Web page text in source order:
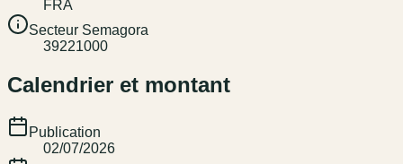
FRA
Secteur Semagora
39221000
Calendrier et montant
Publication
02/07/2026